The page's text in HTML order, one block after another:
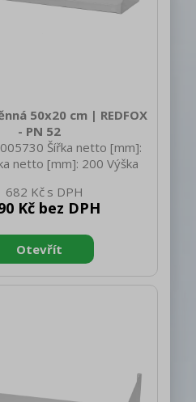
50x20 cm | REDFOX
- PN 52
Šířka netto [mm]:
netto [mm]: 200 Výška
[mm]: 510 Hloubka
210 Výška brutto [mm]:
Nosnost [kg]: 50
682 Kč
Kč bez DPH